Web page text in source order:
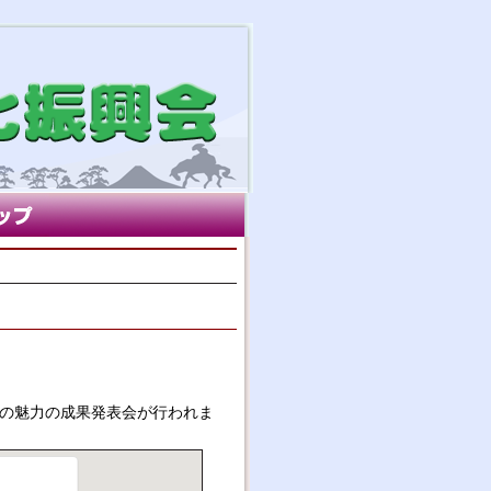
魅力の成果発表会が行われま